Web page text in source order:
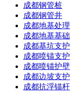
成都钢管桩
成都钢管井
成都地基处理
成都地基基础
成都基坑支护
成都喷锚支护
成都喷锚护壁
成都边坡支护
成都抗浮锚杆